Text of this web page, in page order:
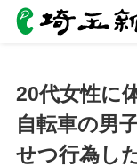
20代女性に
自転車の男
せつ行為し